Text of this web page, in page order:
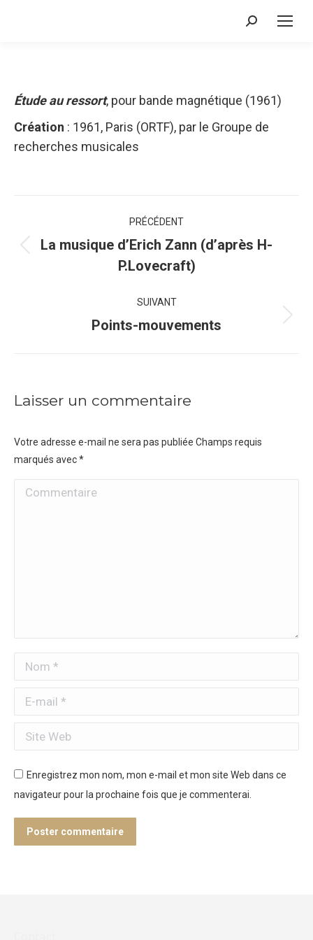
Recherche
Étude au ressort, pour bande magnétique (1961)
Création : 1961, Paris (ORTF), par le Groupe de
recherches musicales
de
commentaire
PRÉCÉDENT
Onglet
précédent
La musique d’Erich Zann (d’après H-
P.Lovecraft)
SUIVANT
Projets
Points-mouvements
Laisser un commentaire
Votre adresse e-mail ne sera pas publiée Champs requis
marqués avec*
Commentaire
Nom *
E-mail *
Site Web
Enregistrez mon nom, mon e-mail et mon site Web dans ce
navigateur pour la prochaine fois que je commenterai.
Poster commentaire